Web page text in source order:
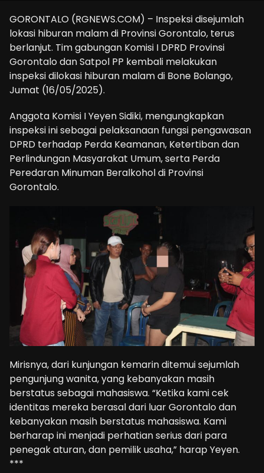
GORONTALO (RGNEWS.COM) – Inspeksi disejumlah
lokasi hiburan malam di Provinsi Gorontalo, terus
berlanjut. Tim gabungan Komisi I DPRD Provinsi
Gorontalo dan Satpol PP kembali melakukan
inspeksi dilokasi hiburan malam di Bone Bolango,
Jumat (16/05/2025).
Anggota Komisi I Yeyen Sidiki, mengungkapkan
inspeksi ini sebagai pelaksanaan fungsi pengawasan
DPRD terhadap Perda Keamanan, Ketertiban dan
Perlindungan Masyarakat Umum, serta Perda
Peredaran Minuman Beralkohol di Provinsi
Gorontalo.
Mirisnya, dari kunjungan kemarin ditemui sejumlah
pengunjung wanita, yang kebanyakan masih
berstatus sebagai mahasiswa. “Ketika kami cek
identitas mereka berasal dari luar Gorontalo dan
kebanyakan masih berstatus mahasiswa. Kami
berharap ini menjadi perhatian serius dari para
penegak aturan, dan pemilik usaha,” harap Yeyen.
***